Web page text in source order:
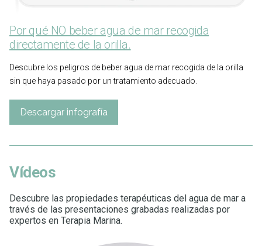
Por qué NO beber agua de mar recogida
directamente de la orilla.
Descubre los peligros de beber agua de mar recogida de la orilla
sin que haya pasado por un tratamiento adecuado.
Descargar infografía
Vídeos
Descubre las propiedades terapéuticas del agua de mar a
través de las presentaciones grabadas realizadas por
expertos en Terapia Marina.